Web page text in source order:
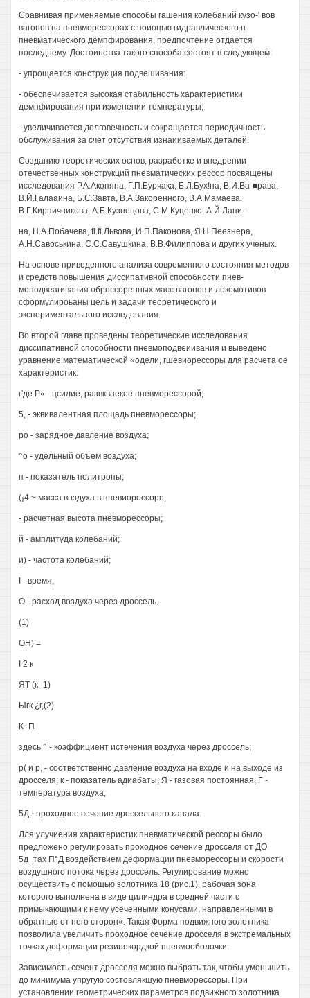
Сравнивая применяемые способы гашения колебаний кузо-' вов
вагонов на пневморессорах с поиоцью гидравлического н
пневматического демпфирования, предпочтение отдается
последнему. Достоинства такого способа состоят в следующем:
- упрощается конструкция подвешивания:
- обеспечивается высокая стабильность характеристики
демпфирования при изменении температуры;
- увеличивается долговечность и сокращается периодичность
обслуживания за счет отсутствия изнаииваемых деталей.
Созданию теоретических основ, разработке и внедрении
отечественных конструкций пневматических рессор посвящены
исследования Р.А.Акопяна, Г.П.Бурчака, Б.Л.Бух!на, В.И.Ва-■рава,
В.Й.Галааина, Б.С.Завта, В.А.Закоренного, В.А.Мамаева.
В.Г.Кирпичникова, А.Б.Кузнецова, С.М.Куценко, А.Й.Лапи-
на, Н.А.Побачева, fl.fi.Львова, И.П.Паконова, Я.Н.Пеезнера,
А.Н.Савоськина, С.С.Савушкина, В.В.Филиппова и других ученых.
На основе приведенного анализа современного состояния методов
и средств повышения диссипативной способности пнев-
моподвеагивания оброссоренных масс вагонов и локомотивов
сформулироьаны цель и задачи теоретического и
экспериментального исследования.
Во второй главе проведены теоретические исследования
диссипативной способности пневмоподвеиивания и выведено
уравнение математической «одели, гшевиорессоры для расчета ое
характеристик:
г'де Р« - цсилие, развкваекое пневморессорой;
5, - эквивалентная площадь пневморессоры;
ро - зарядное давление воздуха;
^о - удельный объем воздуха;
п - показатель политропы;
(¡4 ~ масса воздуха в пневиорессоре;
- расчетная высота пневморессоры;
й - амплитуда колебаний;
и) - частота колебаний;
I - время;
О - расход воздуха через дроссель.
(1)
ОН) =
I 2 к
ЯТ (к -1)
Ыгк ¿г,(2)
К+П
здесь ^ - коэффициент истечения воздуха через дроссель;
р( и р, - соответственно давление воздуха на входе и на выходе из
дросселя; к - показатель адиабаты; Я - газовая постоянная; Г -
температура воздуха;
5Д - проходное сечение дроссельного канала.
Для улучиения характеристик пневматической рессоры было
предложено регулировать проходное сечение дросселя от ДО
5д_тах П°Д воздействием деформации пневморессоры и скорости
воздушного потока через дроссель. Регулирование можно
осуществить с помощью золотника 18 (рис.1), рабочая зона
которого выполнена в виде цилиндра в средней части с
примыкающими к нему усеченными конусами, направленными в
обратные от него сторон«. Такая Форма подвижного золотника
позволила увеличить проходное сечение дросселя в экстремальных
точках деформации резинокордкой пневмооболочки.
Зависимость сечент дросселя можно выбрать так, чтобы уменьшить
до минимума упругую состовлякшую пневморессоры. При
установлении геометрических параметров подвижного золотника